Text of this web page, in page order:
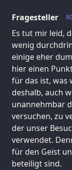
Fragesteller
Es tut mir leid,
wenig
einige eher
hier einen
für das ist, was
deshalb, auch
unannehmbar
versuchen, zu
der unser
verwendet.
für den Geist
beteiligt sind.